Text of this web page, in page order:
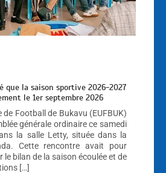
que la saison sportive 2026-2027
le 1er septembre 2026
de Football de Bukavu (EUFBUK)
générale ordinaire ce samedi
la salle Letty, située dans la
Cette rencontre avait pour
le bilan de la saison écoulée et de
[…]